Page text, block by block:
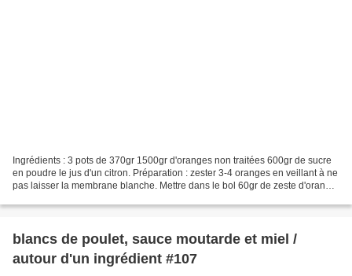
Ingrédients : 3 pots de 370gr 1500gr d'oranges non traitées 600gr de sucre
en poudre le jus d'un citron. Préparation : zester 3-4 oranges en veillant à ne
pas laisser la membrane blanche. Mettre dans le bol 60gr de zeste d'orange
blancs de poulet, sauce moutarde et miel /
autour d'un ingrédient #107